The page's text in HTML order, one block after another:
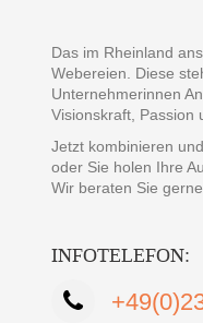
Das im Rheinland
Webereien. Diese
Unternehmerinnen
Visionskraft, Passion
Jetzt kombinieren
oder Sie holen Ihre
Wir beraten Sie
INFOTELEFON: